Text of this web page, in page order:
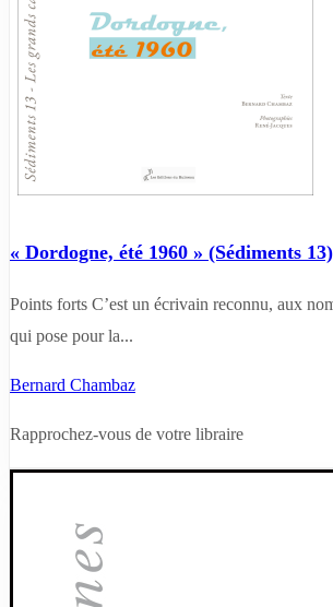
« Dordogne, été 1960 » (Sédiments 13)
Points forts C’est un écrivain reconnu, aux
qui pose pour la...
Bernard Chambaz
Rapprochez-vous de votre libraire